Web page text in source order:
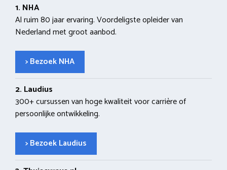
1. NHA
Al ruim 80 jaar ervaring. Voordeligste opleider van
Nederland met groot aanbod.
> Bezoek NHA
2. Laudius
300+ cursussen van hoge kwaliteit voor carrière of
persoonlijke ontwikkeling.
> Bezoek Laudius